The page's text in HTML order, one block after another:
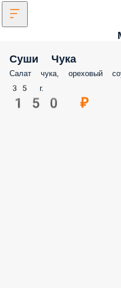
Суши Чука
Салат чука, ореховый
35 г.
150 ₽